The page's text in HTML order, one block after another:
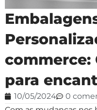
commerce:
para
10/05/2024
0